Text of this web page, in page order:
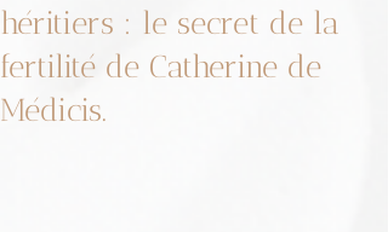
héritiers : le secret de la
fertilité de Catherine de
Médicis.